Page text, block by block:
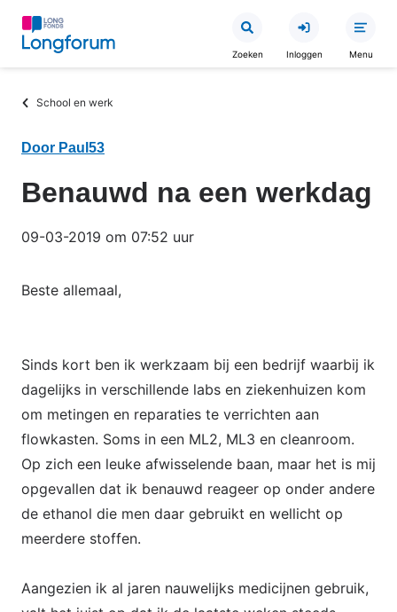
Overslaan
inhoud
Zoeken Inloggen Menu
Kruimelpad
School en werk
Door Paul53
Benauwd na een werkdag
09-03-2019 om 07:52 uur
Beste allemaal,
Sinds kort ben ik werkzaam bij een bedrijf waarbij ik
dagelijks in verschillende labs en ziekenhuizen kom
om metingen en reparaties te verrichten aan
flowkasten. Soms in een ML2, ML3 en cleanroom.
Op zich een leuke afwisselende baan, maar het is mij
opgevallen dat ik benauwd reageer op onder andere
de ethanol die men daar gebruikt en wellicht op
meerdere stoffen.
Aangezien ik al jaren nauwelijks medicijnen gebruik,